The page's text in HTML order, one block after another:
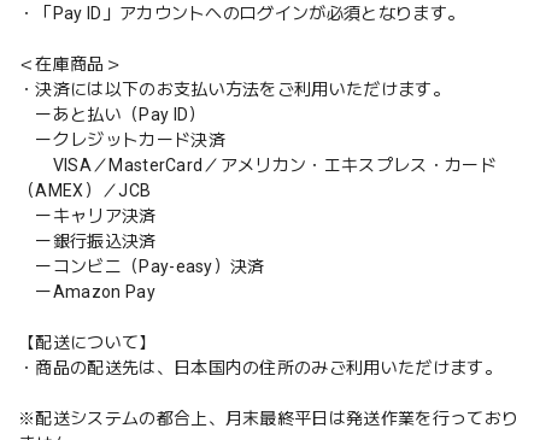
・「Pay ID」アカウントへのログインが必須となります。
＜在庫商品＞
・決済には以下のお支払い方法をご利用いただけます。
ーあと払い（Pay ID）
ークレジットカード決済
VISA／MasterCard／アメリカン・エキスプレス・カード
（AMEX）／JCB
ーキャリア決済
ー銀行振込決済
ーコンビニ（Pay-easy）決済
ーAmazon Pay
【配送について】
・商品の配送先は、日本国内の住所のみご利用いただけます。
※配送システムの都合上、月末最終平日は発送作業を行っており